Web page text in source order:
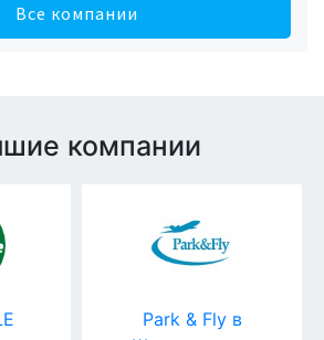
Все компании
компании
Park & Fly в